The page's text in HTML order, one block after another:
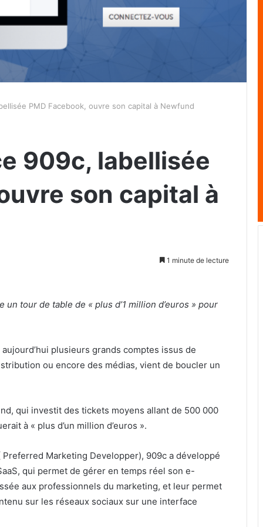
PMD Facebook, ouvre son capital à Newfund
909c, labellisée
son capital à
1 minute de lecture
un tour de table de « plus d’1 million d’euros » pour
plusieurs grands comptes issus de
ou encore des médias, vient de boucler un
qui investit des tickets moyens allant de 500 000
à « plus d’un million d’euros ».
Marketing Developper), 909c a développé
qui permet de gérer en temps réel son e-
aux professionnels du marketing, et leur permet
sur les réseaux sociaux sur une interface